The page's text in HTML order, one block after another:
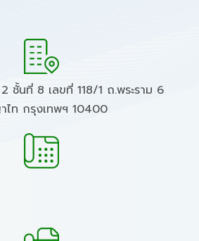
ชั้นที่ 8 เลขที่ 118/1 ถ.พระราม 6
ท กรุงเทพฯ 10400